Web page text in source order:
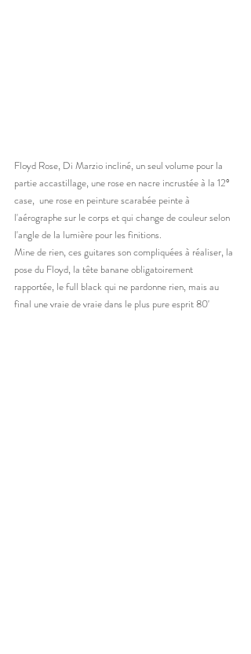
Floyd Rose, Di Marzio incliné, un seul volume pour la
partie accastillage, une rose en nacre incrustée à la 12°
case,  une rose en peinture scarabée peinte à
l'aérographe sur le corps et qui change de couleur selon
l'angle de la lumière pour les finitions.
Mine de rien, ces guitares son compliquées à réaliser, la
pose du Floyd, la tête banane obligatoirement
rapportée, le full black qui ne pardonne rien, mais au
final une vraie de vraie dans le plus pure esprit 80'